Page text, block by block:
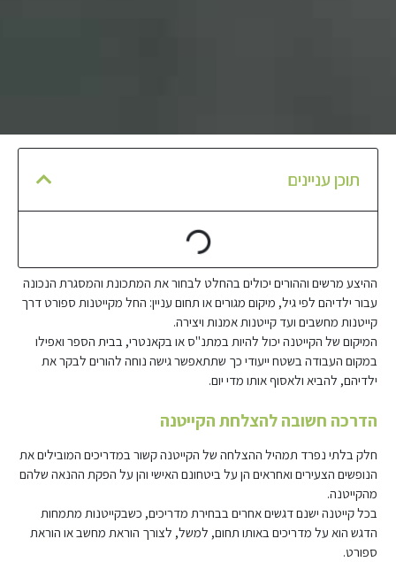
תוכן עניינים
ההיצע מרשים וההורים יכולים בהחלט לבחור את המתכונת והמסגרת הנכונה
עבור ילדיהם לפי גיל, מיקום מגורים או תחום עניין: החל מקייטנות ספורט דרך
קייטנות מחשבים ועד קייטנות אמנות ויצירה.
המיקום של הקייטנה יכול להיות במתנ"ס או בקאנטרי, בבית הספר ואפילו
במקום העבודה בשטח ייעודי כך שתתאפשר גישה נוחה להורים לבקר את
ילדיהם, להביא ולאסוף אותו מדי יום.
הדרכה חשובה להצלחת הקייטנה
חלק בלתי נפרד תמהיל ההצלחה של הקייטנה קשור במדריכים המובילים את
הנופשים הצעירים ואחראים הן על ביטחונם האישי והן על הפקת ההנאה שלהם
מהקייטנה.
בכל קייטנה ישנם דגשים אחרים בבחירת מדריכים, כשבקייטנות מתמחות
הדגש הוא על מדריכים באותו תחום, למשל, לצורך הוראת מחשב או הוראת
ספורט.